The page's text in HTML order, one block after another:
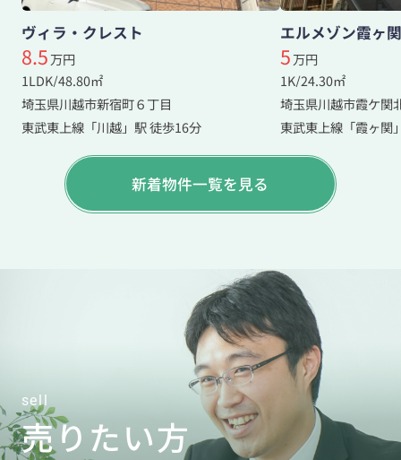
ヴィラ・クレスト
8.5万円
1LDK/48.80㎡
埼玉県川越市新宿町６丁目
東武東上線「川越」駅 徒歩16分
エルメゾン霞ヶ関
5万円
1K/24.30㎡
埼玉県川越市霞ケ関
東武東上線「霞ヶ関
新着物件一覧を見る
sell
売りたい方